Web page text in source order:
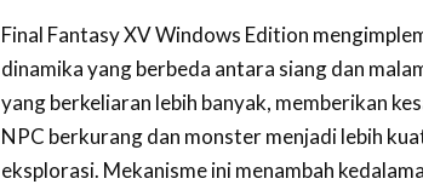
Final Fantasy XV Windows Edition
dinamika yang berbeda antara siang dan
yang berkeliaran lebih banyak, memberikan
NPC berkurang dan monster menjadi lebih
eksplorasi. Mekanisme ini menambah